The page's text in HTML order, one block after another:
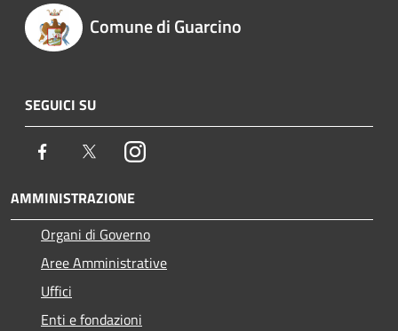
Comune di Guarcino
SEGUICI SU
Facebook TwitterInstagram
AMMINISTRAZIONE
Organi di Governo
Aree Amministrative
Uffici
Enti e fondazioni